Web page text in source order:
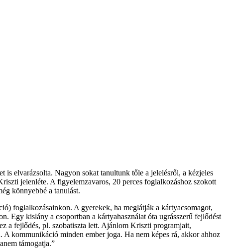
is elvarázsolta. Nagyon sokat tanultunk tőle a jelelésről, a kézjeles
jelenléte. A figyelemzavaros, 20 perces foglalkozáshoz szokott
könnyebbé a tanulást.
foglalkozásainkon. A gyerekek, ha meglátják a kártyacsomagot,
Egy kislány a csoportban a kártyahasználat óta ugrásszerű fejlődést
a fejlődés, pl. szobatiszta lett. Ajánlom Kriszti programjait,
kommunikáció minden ember joga. Ha nem képes rá, akkor ahhoz
támogatja.”